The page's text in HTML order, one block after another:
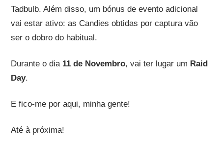
Tadbulb. Além disso, um bónus de evento adicional
vai estar ativo: as Candies obtidas por captura vão
ser o dobro do habitual.
Durante o dia 11 de Novembro, vai ter lugar um Raid
Day.
E fico-me por aqui, minha gente!
Até à próxima!